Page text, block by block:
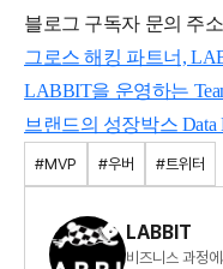
블로그 구독자 문의 주소
그로스 해킹 파트너,
LABBIT을 운영하는
브랜드의 성장박스 Data
#MVP #우버 #트위터
LABBIT
비즈니스 과정